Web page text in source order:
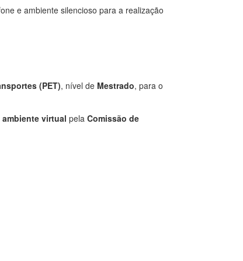
e ambiente silencioso para a realização
(PET), nível de Mestrado, para o
virtual pela Comissão de